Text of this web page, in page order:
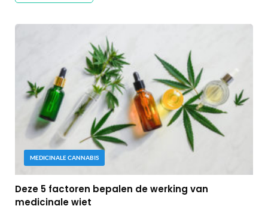
MEDICINALE CANNABIS
Deze 5 factoren bepalen de werking van
medicinale wiet